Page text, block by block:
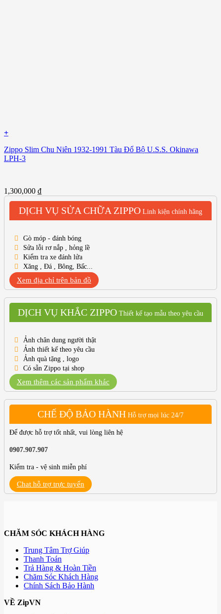
+
Zippo Slim Chu Niên 1932-1991 Tàu Đổ Bộ U.S.S. Okinawa
LPH-3
1,300,000 ₫
DỊCH VỤ SỬA CHỮA ZIPPO Linh kiện chính hãng
Gò móp - đánh bóng
Sửa lỗi rơ nắp , hỏng lề
Kiểm tra xe đánh lửa
Xăng , Đá , Bông, Bấc...
Xem địa chỉ trên bản đồ
DỊCH VỤ KHẮC ZIPPO Thiết kế tạo mẫu theo yêu cầu
Ảnh chân dung người thật
Ảnh thiết kế theo yêu cầu
Ảnh quà tặng , logo
Có sẵn Zippo tại shop
Xem thêm các sản phẩm khác
CHẾ ĐỘ BẢO HÀNH Hỗ trợ mọi lúc 24/7
Để được hỗ trợ tốt nhất, vui lòng liên hệ
0907.907.907
Kiểm tra - vệ sinh miễn phí
Chat hỗ trợ trực tuyến
CHĂM SÓC KHÁCH HÀNG
Trung Tâm Trợ Giúp
Thanh Toán
Trả Hàng & Hoàn Tiền
Chăm Sóc Khách Hàng
Chính Sách Bảo Hành
VỀ ZipVN